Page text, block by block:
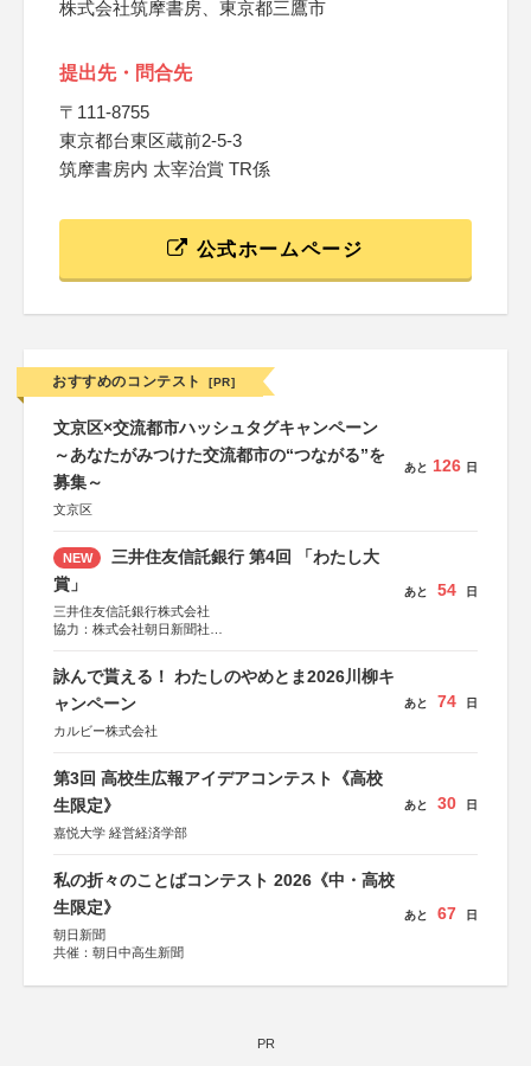
株式会社筑摩書房、東京都三鷹市
提出先・問合先
〒111-8755
東京都台東区蔵前2-5-3
筑摩書房内 太宰治賞 TR係
公式ホームページ
おすすめのコンテスト [PR]
文京区×交流都市ハッシュタグキャンペーン
～あなたがみつけた交流都市の“つながる”を
募集～
文京区
あと 126 日
NEW
三井住友信託銀行 第4回 「わたし大
賞」
三井住友信託銀行株式会社
協力：株式会社朝日新聞社
あと 54 日
詠んで貰える！ わたしのやめとま2026川柳キ
ャンペーン
カルビー株式会社
あと 74 日
第3回 高校生広報アイデアコンテスト《高校
生限定》
嘉悦大学 経営経済学部
あと 30 日
私の折々のことばコンテスト 2026《中・高校
生限定》
朝日新聞
共催：朝日中高生新聞
あと 67 日
PR